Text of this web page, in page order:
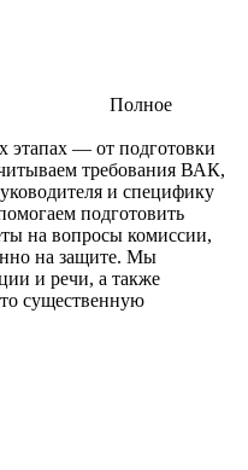
Полное
этапах — от подготовки
требования ВАК,
и специфику
подготовить
на вопросы комиссии,
на защите. Мы
и речи, а также
существенную